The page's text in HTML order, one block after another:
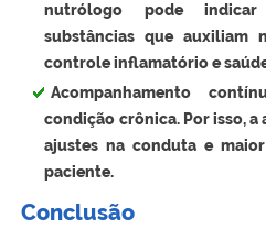
nutrólogo pode
substâncias que auxiliam
controle inflamatório e
Acompanhamento
condição crônica. Por isso,
ajustes na conduta e
paciente.
Conclusão